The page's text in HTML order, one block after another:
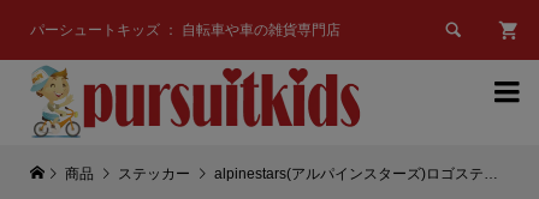
パーシュートキッズ ： 自転車や車の雑貨専門店 

商品 ステッカー alpinestars(アルパインスターズ)ロゴステッカー(Aデザイン/ホワイト/ブラックアウトライン/W7.8/H1)